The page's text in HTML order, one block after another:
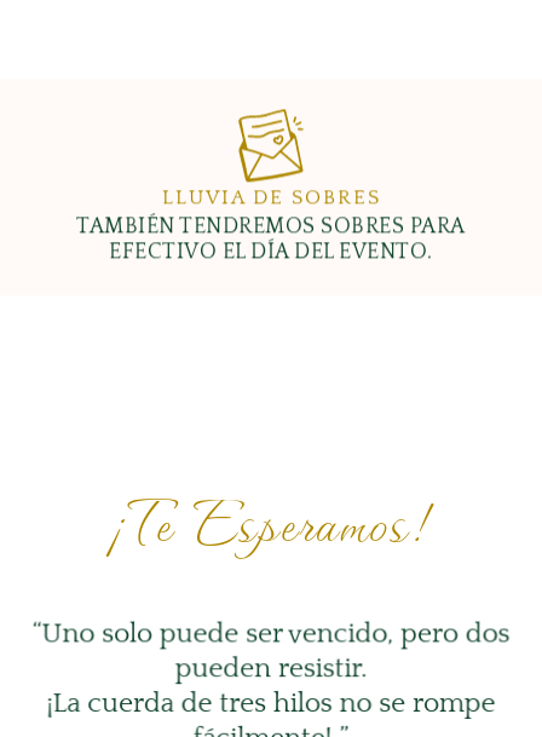
LLUVIA DE SOBRES
TAMBIÉN TENDREMOS SOBRES PARA
EFECTIVO EL DÍA DEL EVENTO.
¡Te Esperamos!
“Uno solo puede ser vencido, pero dos
pueden resistir.
¡La cuerda de tres hilos no se rompe